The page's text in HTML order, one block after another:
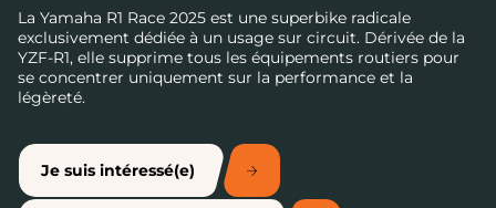
La Yamaha R1 Race 2025 est une superbike radicale
exclusivement dédiée à un usage sur circuit. Dérivée de la
YZF-R1, elle supprime tous les équipements routiers pour
se concentrer uniquement sur la performance et la
légèreté.
Je suis intéressé(e)